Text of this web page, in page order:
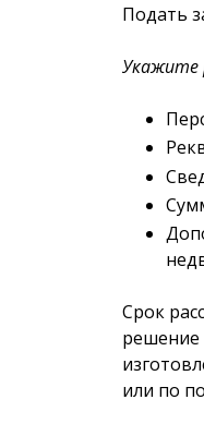
Подать
Укажите
Срок
решение
или по